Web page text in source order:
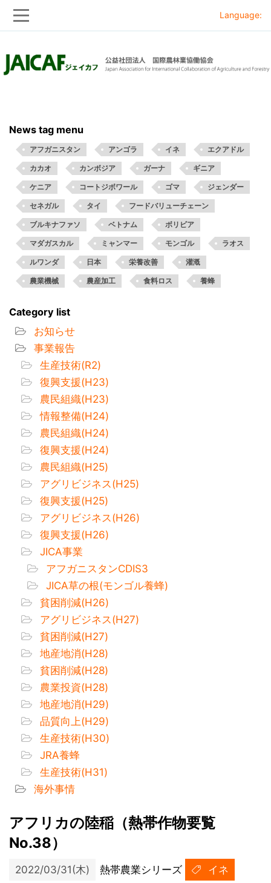
to
to
Language:
News tag menu
アフガニスタン アンゴラ イネ エクアドル
カカオ カンボジア ガーナ ギニア
ケニア コートジボワール ゴマ ジェンダー
セネガル タイ フードバリューチェーン
ブルキナファソ ベトナム ボリビア
マダガスカル ミャンマー モンゴル ラオス
ルワンダ 日本 栄養改善 灌漑
農業機械 農産加工 食料ロス 養蜂
Category list
お知らせ
事業報告
生産技術(R2)
復興支援(H23)
農民組織(H23)
情報整備(H24)
農民組織(H24)
復興支援(H24)
農民組織(H25)
アグリビジネス(H25)
復興支援(H25)
アグリビジネス(H26)
復興支援(H26)
JICA事業
アフガニスタンCDIS3
JICA草の根(モンゴル養蜂)
貧困削減(H26)
アグリビジネス(H27)
貧困削減(H27)
地産地消(H28)
貧困削減(H28)
農業投資(H28)
地産地消(H29)
品質向上(H29)
生産技術(H30)
JRA養蜂
生産技術(H31)
海外事情
アフリカの陸稲（熱帯作物要覧
No.38）
2022/03/31(木) 熱帯農業シリーズ イネ